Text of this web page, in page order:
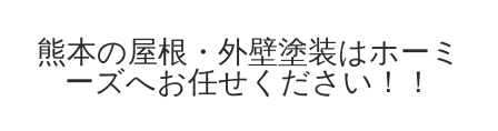
熊本の屋根・外壁塗装はホーミ
ーズへお任せください！！